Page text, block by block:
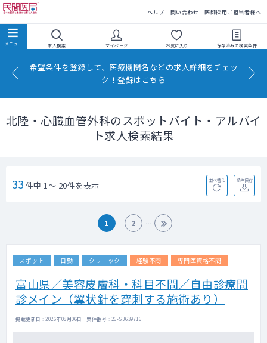
ヘルプ 問い合わせ 医師採用ご担当者様へ
求人検索 マイページ お気に入り 保存済みの検索条件
希望条件を登録して、医療機関名などの求人詳細をチェッ
ク！登録はこちら
北陸・心臓血管外科のスポットバイト・アルバイ
ト求人検索結果
33 件中 1～ 20件を表示 並べ替え 条件保存
1 2
スポット 日勤 クリニック 経験不問 専門医資格不問
富山県／美容皮膚科・科目不問／自由診療問
診メイン（翼状針を穿刺する施術あり）
掲載更新日 : 2026年08月06日 案件番号 : 26-SJ639716